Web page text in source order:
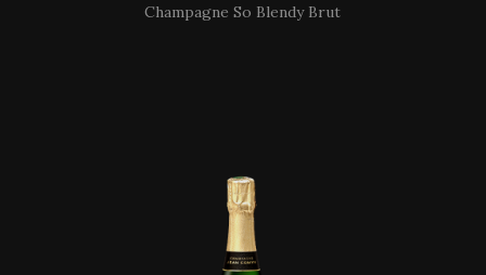
Champagne So Blendy Brut